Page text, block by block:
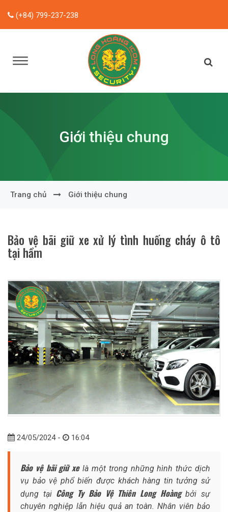
(+84) 799-237-238
Giới thiệu chung
Trang chủ Giới thiệu chung
Bảo vệ bãi giữ xe xử lý tình huống cháy ô tô
tại hầm
24/05/2024 - 16:04
Bảo vệ bãi giữ xelà một trong những hình thức dịch
vụ bảo vệ phổ biến được khách hàng tin tưởng sử
dụng tại Công Ty Bảo Vệ Thiên Long Hoàngbởi sự
chuyên nghiệp lẫn hiệu quả an toàn. Nhân viên bảo